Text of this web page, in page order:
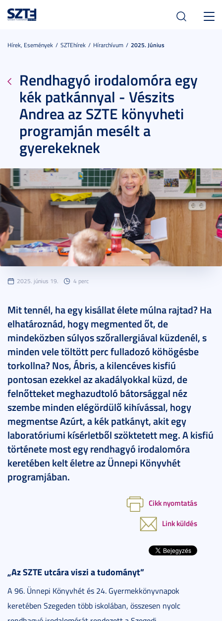
Hírek, Események SZTEhírek Hírarchívum 2025. Június
Rendhagyó irodalomóra egy
kék patkánnyal - Vészits
Andrea az SZTE könyvheti
programján mesélt a
gyerekeknek
2025. június 19. 4 perc
Mit tennél, ha egy kisállat élete múlna rajtad? Ha
elhatároznád, hogy megmented őt, de
mindeközben súlyos szőrallergiával küzdenél, s
minden vele töltött perc fulladozó köhögésbe
torkollna? Nos, Ábris, a kilencéves kisfiú
pontosan ezekkel az akadályokkal küzd, de
felnőtteket meghazudtoló bátorsággal néz
szembe minden elégördülő kihívással, hogy
megmentse Azúrt, a kék patkányt, akit egy
laboratóriumi kísérletből szöktetett meg. A kisfiú
története most egy rendhagyó irodalomóra
keretében kelt életre az Ünnepi Könyvhét
programjában.
Cikk nyomtatás
Link küldés
„Az SZTE utcára viszi a tudományt”
A 96. Ünnepi Könyvhét és 24. Gyermekkönyvnapok
keretében Szegeden több iskolában, összesen nyolc